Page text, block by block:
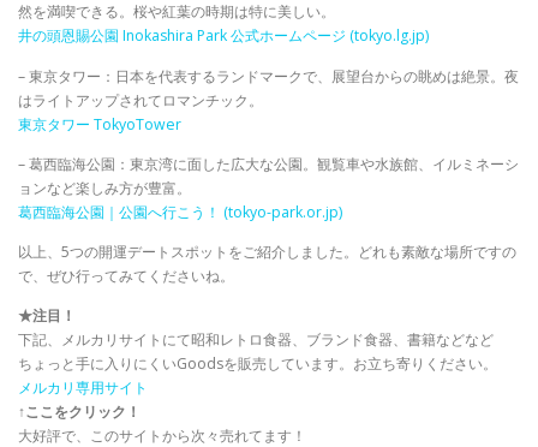
然を満喫できる。桜や紅葉の時期は特に美しい。
井の頭恩賜公園 Inokashira Park 公式ホームページ (tokyo.lg.jp)
– 東京タワー：日本を代表するランドマークで、展望台からの眺めは絶景。夜
はライトアップされてロマンチック。
東京タワー TokyoTower
– 葛西臨海公園：東京湾に面した広大な公園。観覧車や水族館、イルミネーシ
ョンなど楽しみ方が豊富。
葛西臨海公園｜公園へ行こう！ (tokyo-park.or.jp)
以上、5つの開運デートスポットをご紹介しました。どれも素敵な場所ですの
で、ぜひ行ってみてくださいね。
★注目！
下記、メルカリサイトにて昭和レトロ食器、ブランド食器、書籍などなど
ちょっと手に入りにくいGoodsを販売しています。お立ち寄りください。
メルカリ専用サイト
↑ここをクリック！
大好評で、このサイトから次々売れてます！